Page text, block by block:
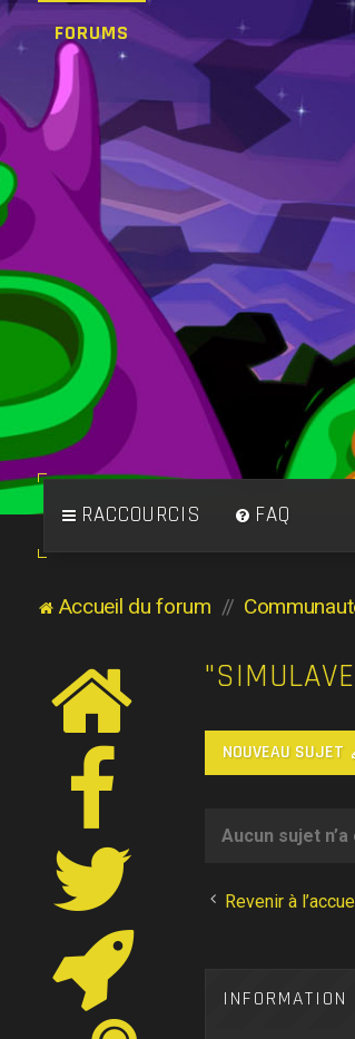
FORUMS
RACCOURCIS FAQ
Accueil du forum
NOUVEAU SUJET
Aucun sujet
Revenir à
INFORMATION